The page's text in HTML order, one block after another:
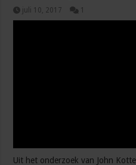
juli 10, 2017 1
Uit het onderzoek van John